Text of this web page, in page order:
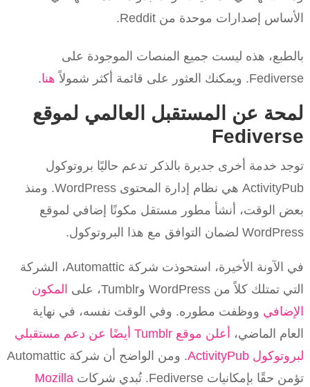
الأساس إصدارات موحدة من Reddit.
بالطبع، هذه ليست جميع المنصات الموجودة على
Fediverse. ويمكنك العثور على قائمة أكثر شمولاً
هنا.
لمحة عن المستقبل العالمي لموقع
Fediverse
توجد خدمة أخرى جديرة بالذكر تدعم حاليًا بروتوكول
ActivityPub هي نظام إدارة المحتوى WordPress. ومنذ
بعض الوقت، أنشأ مطور مستقل مكونًا إضافي لموقع
WordPress لضمان التوافق مع هذا البروتوكول.
في الآونة الأخيرة، استحوذت شركة Automattic، الشركة
التي تمتلك كلاً من WordPress وTumblr، على
المكون
الإضافي ووظفت مطوره. وفي الوقت نفسه، في نهاية
العام الماضي،
أعلن موقع Tumblr أيضًا عن دعم مستقبلي
لبروتوكول ActivityPub
. ومن الواضح أن شركة Automattic
تؤمن حقًا بإمكانيات Fediverse. تُبدي شركات
Mozilla